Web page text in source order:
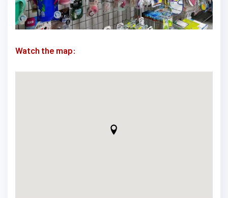
Watch the map: